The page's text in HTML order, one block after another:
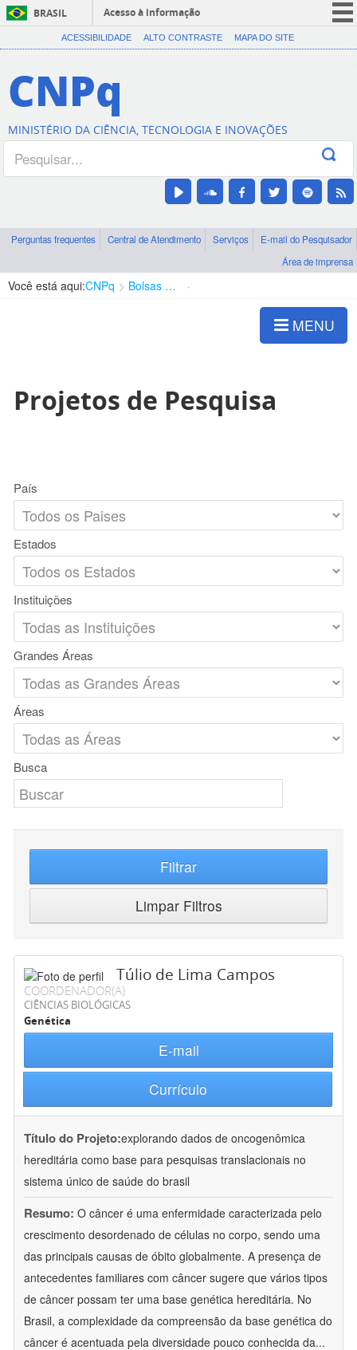
BRASIL
Acesso à informação
CORONAVÍRUS (COVID-19)
Canais
ACESSIBILIDADE ALTO CONTRASTE MAPA DO SITE
CNPq
MINISTÉRIO DA CIÊNCIA, TECNOLOGIA E INOVAÇÕES
Perguntas frequentes Central de Atendimento Serviços
E-mail do Pesquisador
Área de imprensa
Você está aqui:CNPq Bolsas e Auxílios Vigentes
MENU
Projetos de Pesquisa
País
Estados
Instituições
Grandes Áreas
Áreas
Busca
Filtrar
Limpar Filtros
Túlio de Lima Campos
COORDENADOR(A)
CIÊNCIAS BIOLÓGICAS
Genética
E-mail
Currículo
Título do Projeto:explorando dados de oncogenômica
hereditária como base para pesquisas translacionais no
sistema único de saúde do brasil
Resumo: O câncer é uma enfermidade caracterizada pelo
crescimento desordenado de células no corpo, sendo uma
das principais causas de óbito globalmente. A presença de
antecedentes familiares com câncer sugere que vários tipos
de câncer possam ter uma base genética hereditária. No
Brasil, a complexidade da compreensão da base genética do
câncer é acentuada pela diversidade pouco conhecida da...